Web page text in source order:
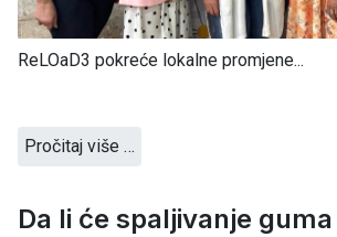
ReLOaD3 pokreće lokalne promjene...
Pročitaj više …
Da li će spaljivanje